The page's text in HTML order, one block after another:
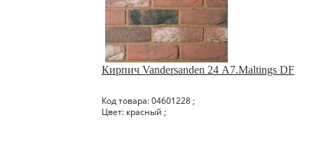
Кирпич Vandersanden 24 А7.Maltings DF
Код товара: 04601228 ;
Цвет: красный ;